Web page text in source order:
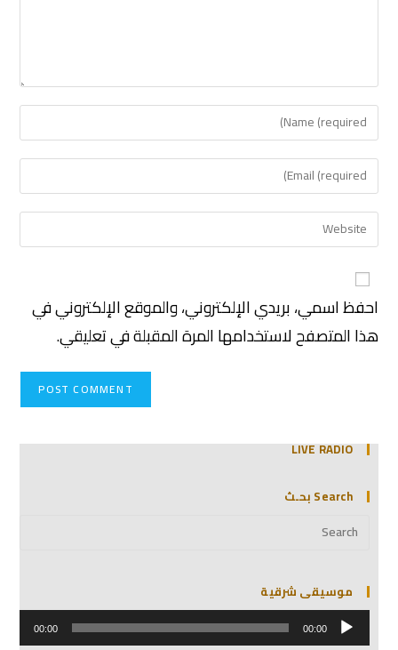
احفظ اسمي، بريدي الإلكتروني، والموقع الإلكتروني في
هذا المتصفح لاستخدامها المرة المقبلة في تعليقي.
LIVE RADIO
Search بحـث
موسيقى شرقية
مشغل
الصوت 00:00
00:00